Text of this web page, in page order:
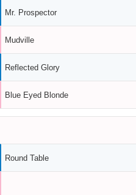
Mr. Prospector
Mudville
Reflected Glory
Blue Eyed Blonde
Round Table